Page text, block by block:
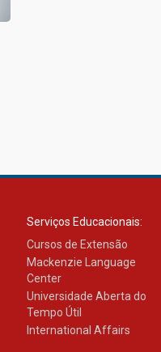
Serviços Educacionais:
Cursos de Extensão
Mackenzie Language
Center
Universidade Aberta do
Tempo Útil
International Affairs